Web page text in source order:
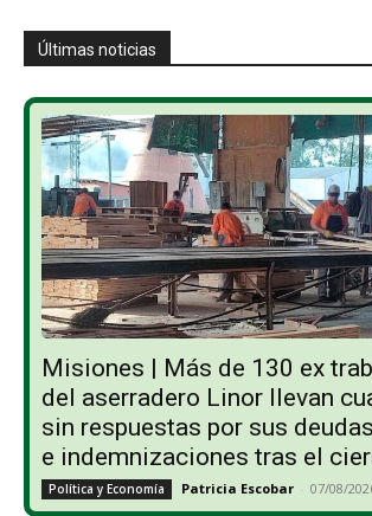
Últimas noticias
Misiones | Más de 130 ex
del aserradero Linor llevan
sin respuestas por sus
e indemnizaciones tras el
Política y Economía Patricia Escobar - 07/08/